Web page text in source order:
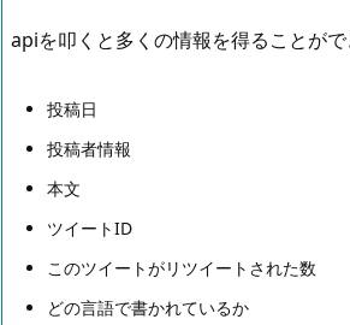
apiを叩くと多くの情報を得ることがで
投稿日
投稿者情報
本文
ツイートID
このツイートがリツイートされた数
どの言語で書かれているか